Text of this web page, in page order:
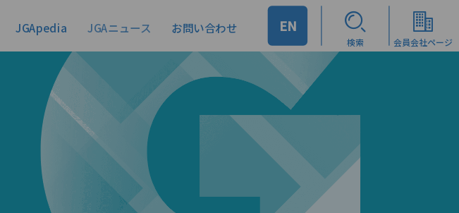
JGApedia JGAニュース お問い合わせ EN
検索 会員会社ページ